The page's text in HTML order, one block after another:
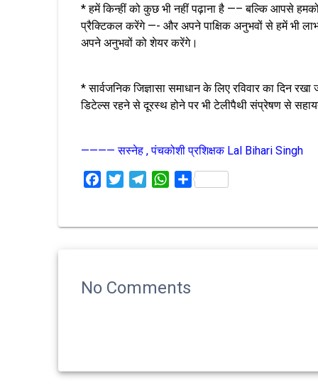
* हमें किन्हीं को कुछ भी नहीं पढ़ाना है —– बल्कि आपसे
प्रैक्टिकल करेंगे —- और अपने पाक्षिक अनुभवों से हमें भी
अपने अनुभवों को शेयर करेंगे।
* सार्वजनिक जिज्ञासा समाधान के लिए रविवार का दिन
डिटेल्स रहने से दूरस्थ होने पर भी टेलीपैथी संप्रेषण से
———— सस्नेह , पंचकोशी प्रशिक्षक Lal Bihari Singh
e
t
e
m
W
t
p
S
r
No Comments